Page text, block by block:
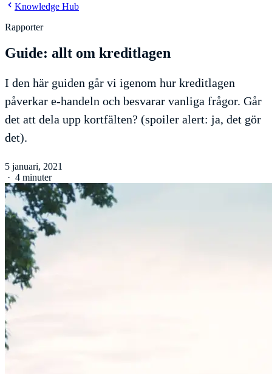
Knowledge Hub
Rapporter
Guide: allt om kreditlagen
I den här guiden går vi igenom hur kreditlagen
påverkar e-handeln och besvarar vanliga frågor. Går
det att dela upp kortfälten? (spoiler alert: ja, det gör
det).
5 januari, 2021
· 4 minuter